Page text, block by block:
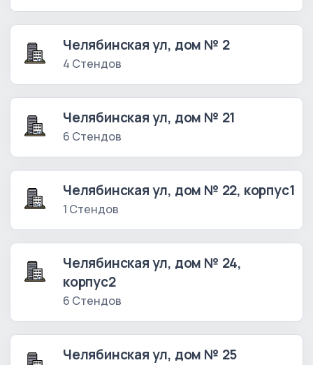
Челябинская ул, дом № 2
4 Стендов
Челябинская ул, дом № 21
6 Стендов
Челябинская ул, дом № 22, корпус1
1 Стендов
Челябинская ул, дом № 24,
корпус2
6 Стендов
Челябинская ул, дом № 25